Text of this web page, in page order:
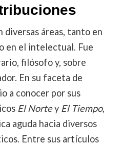
diversas áreas, tanto en
en el intelectual. Fue
filósofo y, sobre
En su faceta de
a conocer por sus
El Nortey El Tiempo,
aguda hacia diversos
Entre sus artículos